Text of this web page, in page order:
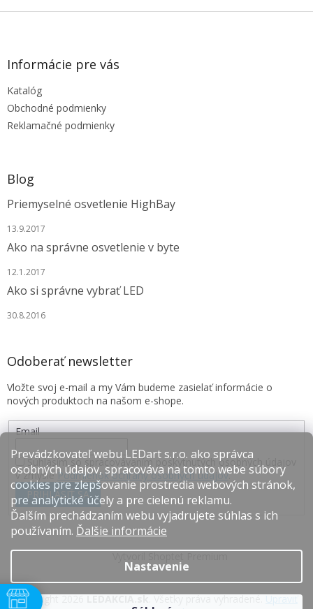
Prevádzkovateľ webu LEDart s.r.o. ako správca
osobných údajov, spracováva na tomto webe súbory
cookies pre zlepšovanie prostredia webových stránok,
pre analytické účely a pre cielenú reklamu.
Ďalším prechádzaním webu vyjadrujete súhlas s ich
používaním. Ďalšie informácie
Nastavenie
Z
Informácie pre vás
Katalóg
Obchodné podmienky
Reklamačné podmienky
Blog
Priemyselné osvetlenie HighBay
13.9.2017
Ako na správne osvetlenie v byte
12.1.2017
Ako si správne vybrať LED
30.8.2016
Odoberať newsletter
Vložte svoj e-mail a my Vám budeme zasielať informácie o
nových produktoch na našom e-shope.
Email
Súhlasím so spracovávaním poskytnutých osobných údajov
v zmysle Podmienok ochrany osobných údajov.
PRIHLÁSIŤ SA
Copyright 2026LEDAKCIA.sk. Všetky práva vyhradené.Upraviť